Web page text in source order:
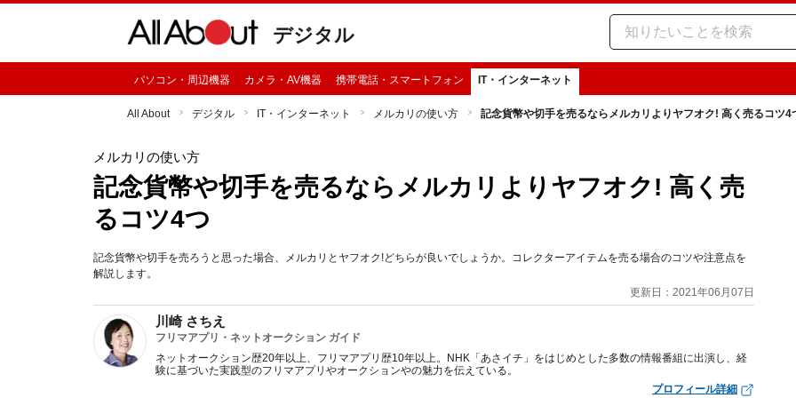
デジタル
パソコン・周辺機器 カメラ・AV機器 携帯電話・スマートフォン IT・インターネット
All About デジタル IT・インターネット メルカリの使い方 記念貨幣や切手を売るならメルカリよりヤフオク! 高く売るコツ4
メルカリの使い方
記念貨幣や切手を売るならメルカリよりヤフオク! 高く売
るコツ4つ
記念貨幣や切手を売ろうと思った場合、メルカリとヤフオク!どちらが良いでしょうか。コレクターアイテムを売る場合のコツや注意点を
解説します。
更新日：2021年06月07日
川崎 さちえ
フリマアプリ・ネットオークション ガイド
ネットオークション歴20年以上、フリマアプリ歴10年以上。NHK「あさイチ」をはじめとした多数の情報番組に出演し、経
験に基づいた実践型のフリマアプリやオークションやの魅力を伝えている。
プロフィール詳細